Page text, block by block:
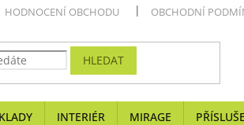
HODNOCENÍ OBCHODU OBCHODNÍ
HLEDAT
INTERIÉR MIRAGE